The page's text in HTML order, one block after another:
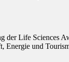
der Life Sciences
Energie und